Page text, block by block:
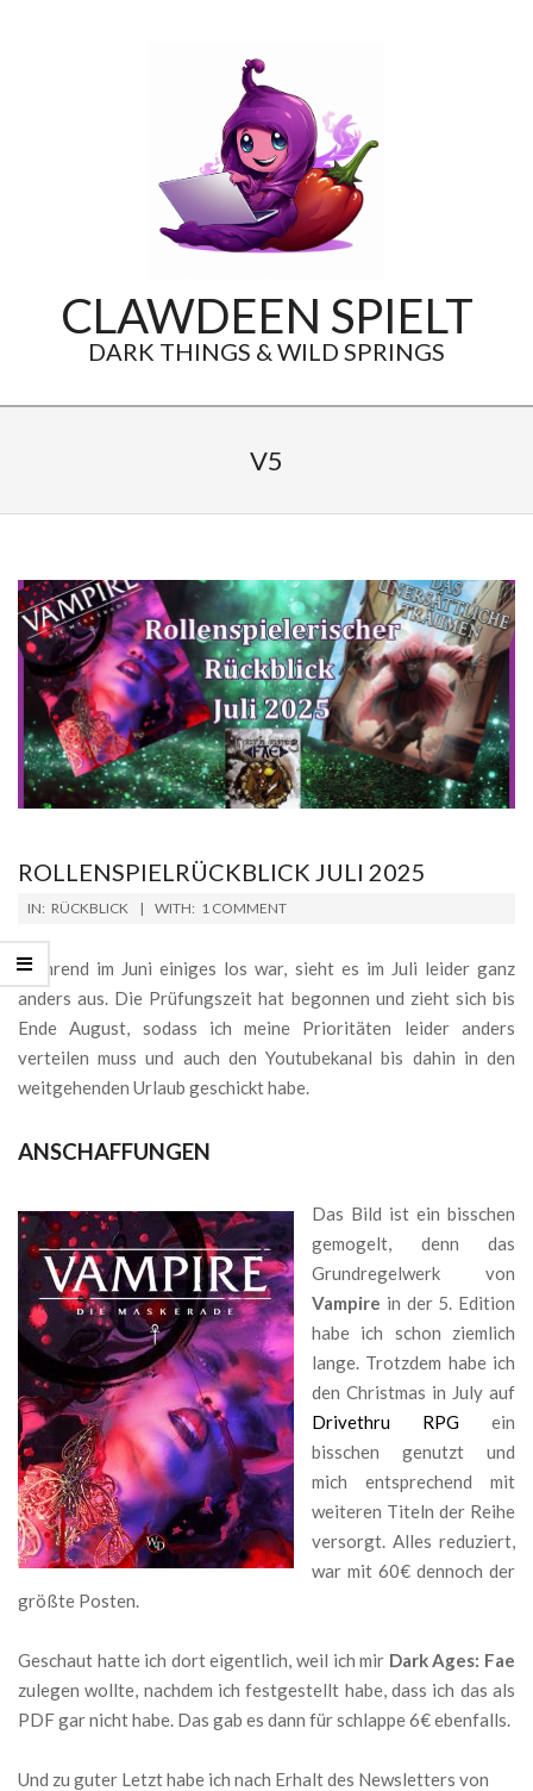
CLAWDEEN SPIELT
DARK THINGS & WILD SPRINGS
V5
ROLLENSPIELRÜCKBLICK JULI 2025
2025-
01
IN: RÜCKBLICK WITH: 1 COMMENT
Während im Juni einiges los war, sieht es im Juli leider ganz
anders aus. Die Prüfungszeit hat begonnen und zieht sich bis
Ende August, sodass ich meine Prioritäten leider anders
verteilen muss und auch den Youtubekanal bis dahin in den
weitgehenden Urlaub geschickt habe.
ANSCHAFFUNGEN
Das Bild ist ein bisschen
gemogelt, denn das
Grundregelwerk von
Vampire in der 5. Edition
habe ich schon ziemlich
lange. Trotzdem habe ich
den Christmas in July auf
Drivethru RPG ein
bisschen genutzt und
mich entsprechend mit
weiteren Titeln der Reihe
versorgt. Alles reduziert,
war mit 60€ dennoch der
größte Posten.
Geschaut hatte ich dort eigentlich, weil ich mir Dark Ages: Fae
zulegen wollte, nachdem ich festgestellt habe, dass ich das als
PDF gar nicht habe. Das gab es dann für schlappe 6€ ebenfalls.
Und zu guter Letzt habe ich nach Erhalt des Newsletters von